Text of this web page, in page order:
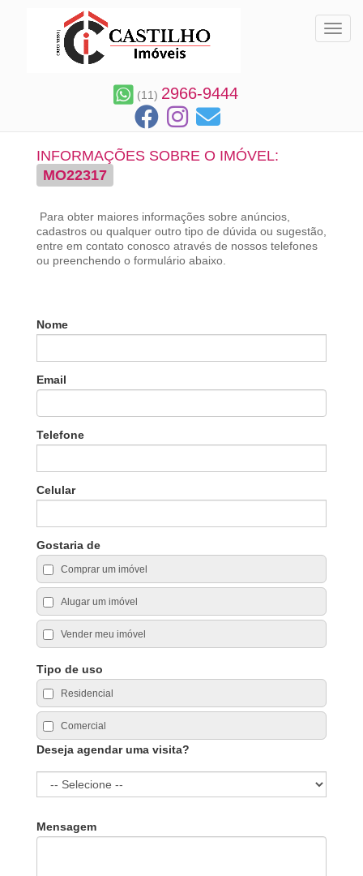
(11) 2966-9444
INFORMAÇÕES SOBRE O IMÓVEL:
MO22317
Para obter maiores informações sobre anúncios,
cadastros ou qualquer outro tipo de dúvida ou sugestão,
entre em contato conosco através de nossos telefones
ou preenchendo o formulário abaixo.
Nome
Email
Telefone
Celular
Gostaria de
Comprar um imóvel
Alugar um imóvel
Vender meu imóvel
Tipo de uso
Residencial
Comercial
Deseja agendar uma visita?
Mensagem